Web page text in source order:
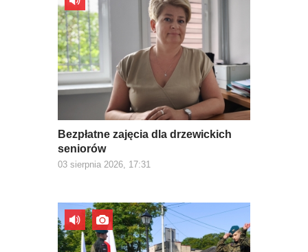
Bezpłatne zajęcia dla drzewickich
seniorów
03 sierpnia 2026, 17:31